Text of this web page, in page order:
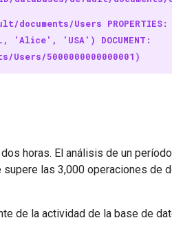
documents/Users
'Alice', 'USA') DOCUMENT:
Users/5000000000000001)
horas. El análisis de un
las 3,000 operaciones de
de la actividad de la base de